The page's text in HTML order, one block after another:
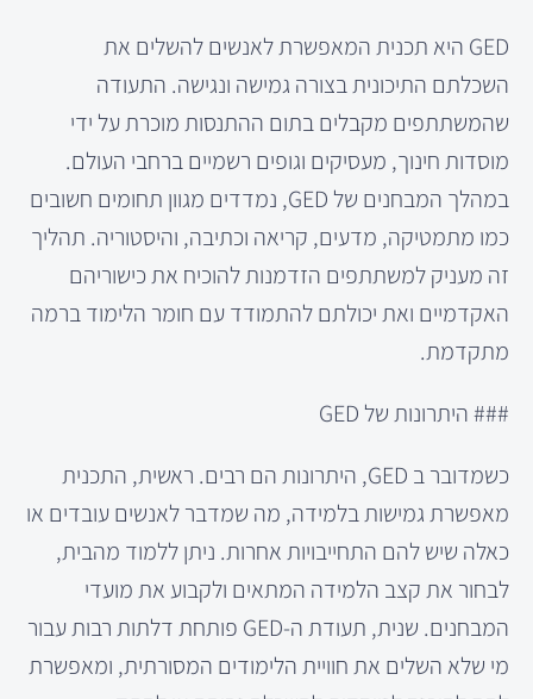
GED היא תכנית המאפשרת לאנשים להשלים את
השכלתם התיכונית בצורה גמישה ונגישה. התעודה
שהמשתתפים מקבלים בתום ההתנסות מוכרת על ידי
מוסדות חינוך, מעסיקים וגופים רשמיים ברחבי העולם.
במהלך המבחנים של GED, נמדדים מגוון תחומים חשובים
כמו מתמטיקה, מדעים, קריאה וכתיבה, והיסטוריה. תהליך
זה מעניק למשתתפים הזדמנות להוכיח את כישוריהם
האקדמיים ואת יכולתם להתמודד עם חומר הלימוד ברמה
מתקדמת.
### היתרונות של GED
כשמדובר ב GED, היתרונות הם רבים. ראשית, התכנית
מאפשרת גמישות בלמידה, מה שמדבר לאנשים עובדים או
כאלה שיש להם התחייבויות אחרות. ניתן ללמוד מהבית,
לבחור את קצב הלמידה המתאים ולקבוע את מועדי
המבחנים. שנית, תעודת ה-GED פותחת דלתות רבות עבור
מי שלא השלים את חוויית הלימודים המסורתית, ומאפשרת